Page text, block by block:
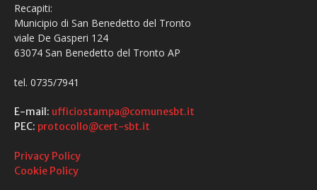
Recapiti:
Municipio di San Benedetto del Tronto
viale De Gasperi 124
63074 San Benedetto del Tronto AP
tel. 0735/7941
E-mail: ufficiostampa@comunesbt.it
PEC: protocollo@cert-sbt.it
Privacy Policy
Cookie Policy